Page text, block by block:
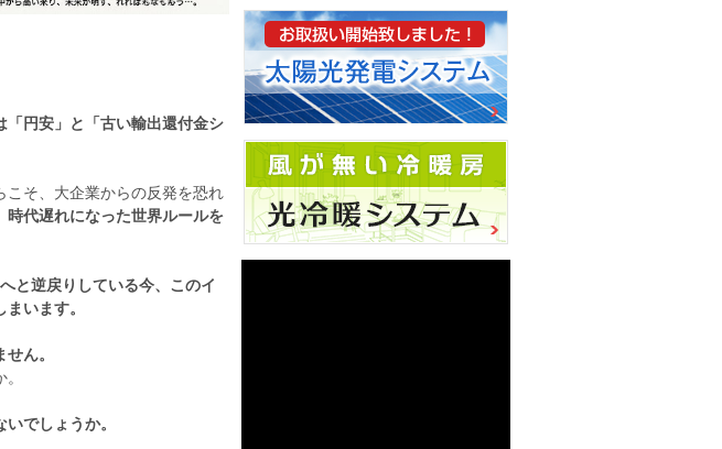
「円安」と「古い輸出還付金シ
こそ、大企業からの反発を恐れ
時代遅れになった世界ルールを
と逆戻りしている今、このイ
います。
ん。
でしょうか。